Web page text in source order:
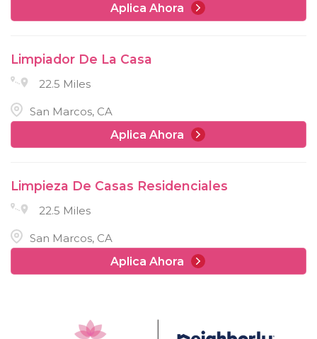
Aplica Ahora
Limpiador De La Casa
22.5 Miles
San Marcos, CA
Aplica Ahora
Limpieza De Casas Residenciales
22.5 Miles
San Marcos, CA
Aplica Ahora